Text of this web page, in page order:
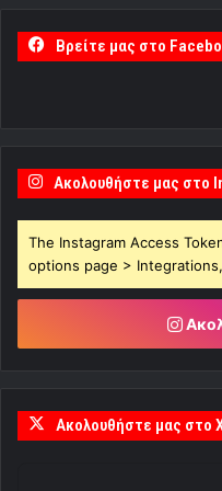
Βρείτε μας στο
Ακολουθήστε μας στο
The Instagram Access
options page >
Ακολουθήστε μας στο